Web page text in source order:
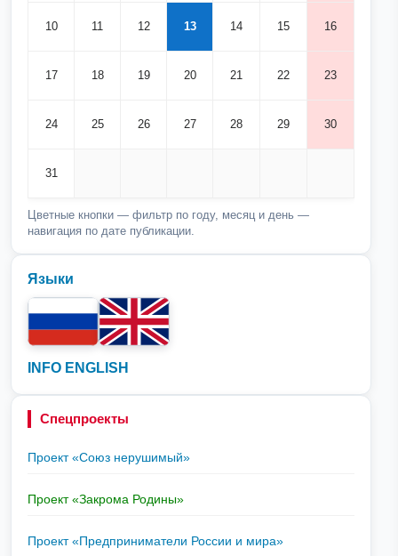
10 11 12 13 14 15 16
17 18 19 20 21 22 23
24 25 26 27 28 29 30
31
Цветные кнопки — фильтр по году, месяц и день —
навигация по дате публикации.
Языки
INFO ENGLISH
Спецпроекты
Проект «Союз нерушимый»
Проект «Закрома Родины»
Проект «Предприниматели России и мира»